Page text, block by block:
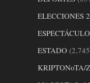
ELECCIONES
ESTADO
KRIPTONoTA/